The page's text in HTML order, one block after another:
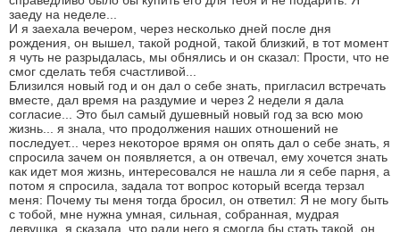
заеду на неделе...
И я заехала вечером, через несколько дней после дня
рождения, он вышел, такой родной, такой близкий, в тот момент
я чуть не разрыдалась, мы обнялись и он сказал: Прости, что не
смог сделать тебя счастливой...
Близился новый год и он дал о себе знать, пригласил встречать
вместе, дал время на раздумие и через 2 недели я дала
согласие... Это был самый душевный новый год за всю мою
жизнь... я знала, что продолжения наших отношений не
последует... через некоторое врямя он опять дал о себе знать, я
спросила зачем он появляется, а он отвечал, ему хочется знать
как идет моя жизнь, интересовался не нашла ли я себе парня, а
потом я спросила, задала тот вопрос который всегда терзал
меня: Почему ты меня тогда бросил, он ответил: Я не могу быть
с тобой, мне нужна умная, сильная, собранная, мудрая
девушка, я сказала, что ради него я смогла бы стать такой, он